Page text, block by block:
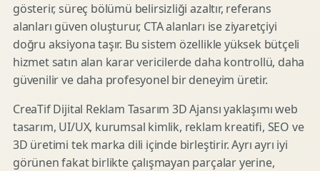
gösterir, süreç bölümü belirsizliği azaltır, referans
alanları güven oluşturur, CTA alanları ise ziyaretçiyi
doğru aksiyona taşır. Bu sistem özellikle yüksek bütçeli
hizmet satın alan karar vericilerde daha kontrollü, daha
güvenilir ve daha profesyonel bir deneyim üretir.
CreaTif Dijital Reklam Tasarım 3D Ajansı yaklaşımı web
tasarım, UI/UX, kurumsal kimlik, reklam kreatifi, SEO ve
3D üretimi tek marka dili içinde birleştirir. Ayrı ayrı iyi
görünen fakat birlikte çalışmayan parçalar yerine,